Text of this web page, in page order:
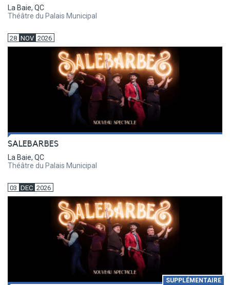
La Baie, QC
Théâtre du Palais Municipal
28 NOV 2026
SALEBARBES
La Baie, QC
Théâtre du Palais Municipal
03 DEC 2026
SUPPLÉMENTAIRE